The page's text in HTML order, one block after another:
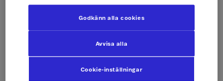
Cookie-inställningar
Avvisa alla
Godkänn alla cookies